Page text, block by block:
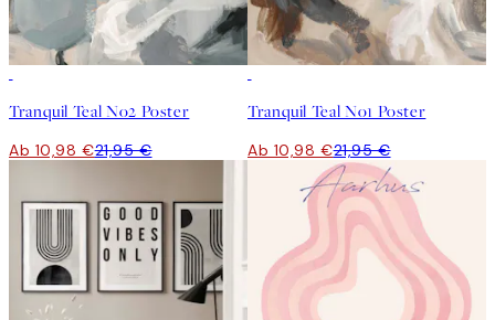
Tranquil Teal No2 Poster
Ab 10,98 €21,95 €
Tranquil Teal No1 Poster
Ab 10,98 €21,95 €